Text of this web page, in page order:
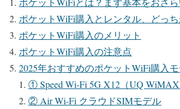
ポケットWiFi購入とレンタル、どっち
ポケットWiFi購入のメリット
ポケットWiFi購入の注意点
2025年おすすめのポケットWiFi購入
① Speed Wi-Fi 5G X12（UQ WiMAX
② Air Wi-Fi クラウドSIMモデル